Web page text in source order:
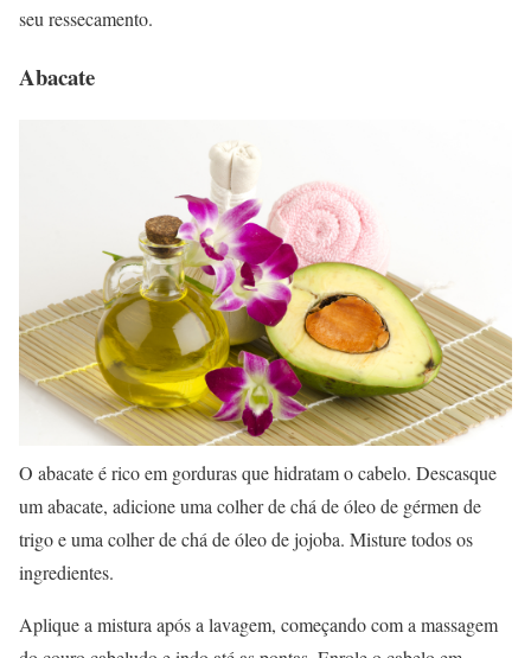
seu ressecamento.
Abacate
O abacate é rico em gorduras que hidratam o cabelo. Descasque
um abacate, adicione uma colher de chá de óleo de gérmen de
trigo e uma colher de chá de óleo de jojoba. Misture todos os
ingredientes.
Aplique a mistura após a lavagem, começando com a massagem